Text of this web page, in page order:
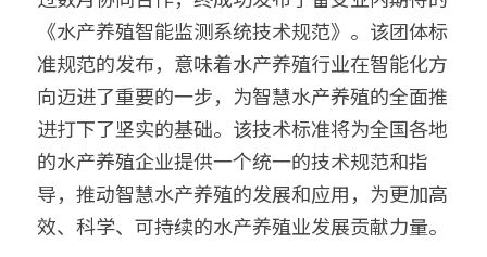
《水产养殖智能监测系统技术规范》。该团体标
准规范的发布，意味着水产养殖行业在智能化方
向迈进了重要的一步，为智慧水产养殖的全面推
进打下了坚实的基础。该技术标准将为全国各地
的水产养殖企业提供一个统一的技术规范和指
导，推动智慧水产养殖的发展和应用，为更加高
效、科学、可持续的水产养殖业发展贡献力量。